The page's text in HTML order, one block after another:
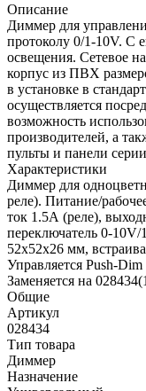
Описание
Диммер для
протоколу 0/1-10V. С
освещения. Сетевое
корпус из ПВХ
в установке в
осуществляется
возможность
производителей, а
пульты и панели
Характеристики
Диммер для
реле). Питание/
ток 1.5А (реле),
переключатель 0-
52х52х26 мм,
Управляется Push-
Заменяется на
Общие
Артикул
028434
Тип товара
Диммер
Назначение